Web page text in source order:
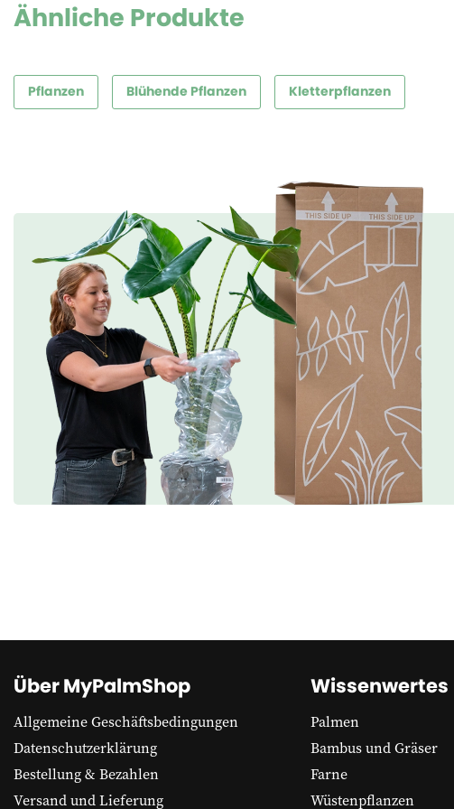
Ähnliche Produkte
Pflanzen Blühende Pflanzen Kletterpflanzen
Über MyPalmShop
Allgemeine Geschäftsbedingungen
Datenschutzerklärung
Bestellung & Bezahlen
Versand und Lieferung
Wissenwertes
Palmen
Bambus und Gräser
Farne
Wüstenpflanzen